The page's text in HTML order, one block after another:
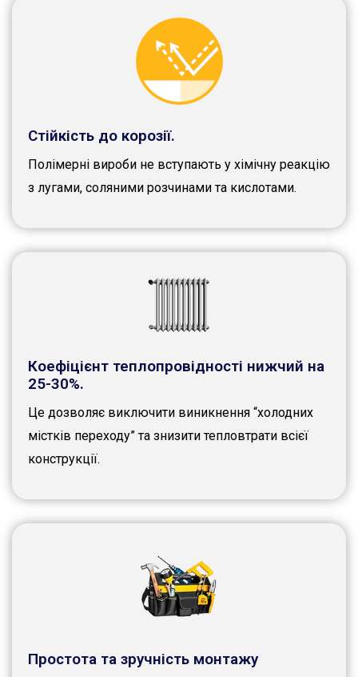
Стійкість до корозії.
Полімерні вироби не вступають у хімічну реакцію
з лугами, соляними розчинами та кислотами.
Коефіцієнт теплопровідності нижчий на
25-30%.
Це дозволяє виключити виникнення “холодних
містків переходу” та знизити тепловтрати всієї
конструкції.
Простота та зручність монтажу